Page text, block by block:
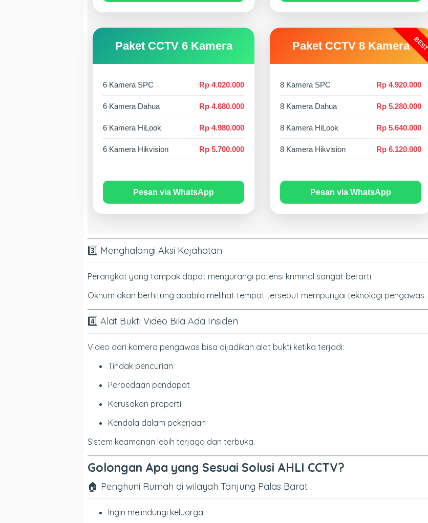
Paket CCTV 6 Kamera
6 Kamera SPC Rp 4.020.000
6 Kamera Dahua Rp 4.680.000
6 Kamera HiLook Rp 4.980.000
6 Kamera Hikvision Rp 5.700.000
Pesan via WhatsApp
Paket CCTV 8 Kamera
8 Kamera SPC Rp 4.920.000
8 Kamera Dahua Rp 5.280.000
8 Kamera HiLook Rp 5.640.000
8 Kamera Hikvision Rp 6.120.000
Pesan via WhatsApp
3️⃣ Menghalangi Aksi Kejahatan
Perangkat yang tampak dapat mengurangi potensi kriminal sangat berarti.
Oknum akan berhitung apabila melihat tempat tersebut mempunyai teknologi pengawas.
4️⃣ Alat Bukti Video Bila Ada Insiden
Video dari kamera pengawas bisa dijadikan alat bukti ketika terjadi:
Tindak pencurian
Perbedaan pendapat
Kerusakan properti
Kendala dalam pekerjaan
Sistem keamanan lebih terjaga dan terbuka.
Golongan Apa yang Sesuai Solusi AHLI CCTV?
🏠 Penghuni Rumah di wilayah Tanjung Palas Barat
Ingin melindungi keluarga